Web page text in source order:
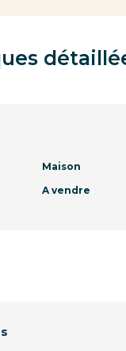
Maison
A vendre